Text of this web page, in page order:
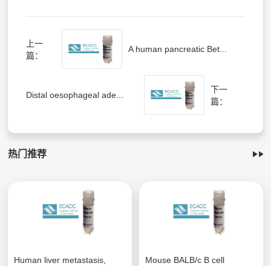
上一
篇：
A human pancreatic Bet...
Distal oesophageal ade...
下一
篇：
热门推荐
Human liver metastasis,
Mouse BALB/c B cell